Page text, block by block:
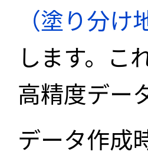
（塗り分け
します。こ
高精度デー
データ作成